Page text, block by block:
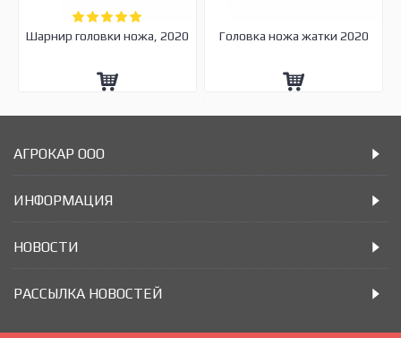
Шарнир головки ножа, 2020 Головка ножа жатки 2020
АГРОКАР ООО
ИНФОРМАЦИЯ
НОВОСТИ
РАССЫЛКА НОВОСТЕЙ